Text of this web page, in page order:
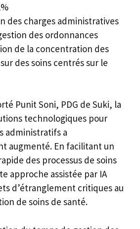
des charges administratives
des ordonnances
de la concentration des
des soins centrés sur le
Punit Soni, PDG de Suki, la
technologiques pour
administratifs a
augmenté. En facilitant un
des processus de soins
approche assistée par IA
d’étranglement critiques au
de soins de santé.